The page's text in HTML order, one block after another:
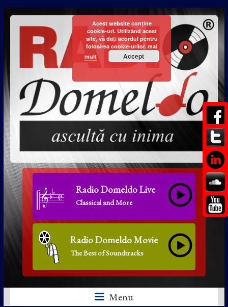
Radio Domeldo Live
Classical and More
Radio Domeldo Movie
The Best of Soundtracks
Menu
Acest website conține
cookie-uri. Utilizând acest
site, vă dați acordul pentru
folosirea cookie-urilor. mai
mult
Accept